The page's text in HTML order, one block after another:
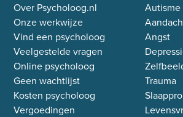
Over Psycholoog.nl
Onze werkwijze
Vind een psycholoog
Veelgestelde vragen
Online psycholoog
Geen wachtlijst
Kosten psycholoog
Vergoedingen
Autisme
Angst
Trauma